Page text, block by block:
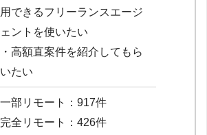
用できるフリーランスエージ
ェントを使いたい
・高額直案件を紹介してもら
いたい
一部リモート：917件
完全リモート：426件